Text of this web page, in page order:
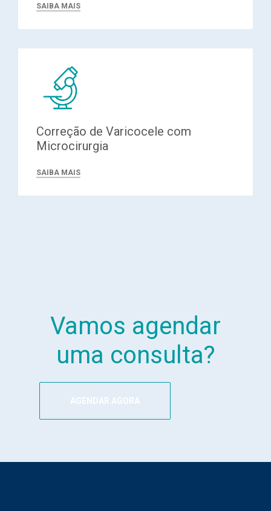
SAIBA MAIS
Correção de Varicocele com
Microcirurgia
SAIBA MAIS
Vamos agendar
uma consulta?
AGENDAR AGORA